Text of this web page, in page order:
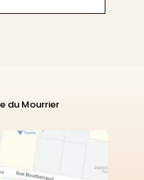
du Mourrier